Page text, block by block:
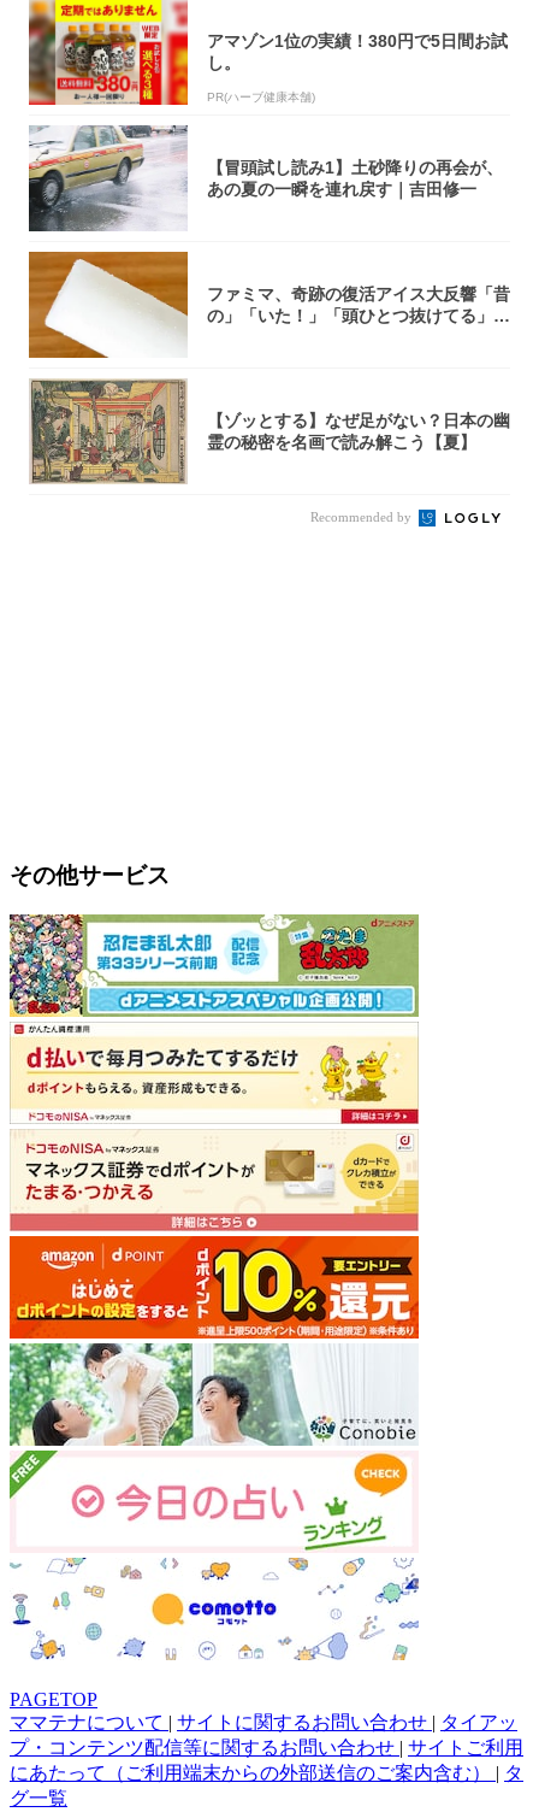
アマゾン1位の実績！380円で5日間お試
し。
PR(ハーブ健康本舗)
【冒頭試し読み1】土砂降りの再会が、
あの夏の一瞬を連れ戻す｜吉田修一
ファミマ、奇跡の復活アイス大反響「昔
の」「いた！」「頭ひとつ抜けてる」
【ゾッとする】なぜ足がない？日本の幽
霊の秘密を名画で読み解こう【夏】
Recommended by
その他サービス
PAGETOP
ママテナについて | サイトに関するお問い合わせ | タイアッ
プ・コンテンツ配信等に関するお問い合わせ | サイトご利用
にあたって（ご利用端末からの外部送信のご案内含む） | タ
グ一覧